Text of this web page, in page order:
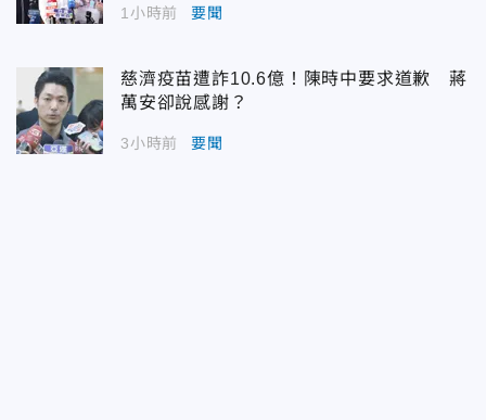
1小時前 要聞
慈濟疫苗遭詐10.6億！陳時中要求道歉 蔣
萬安卻說感謝？
3小時前 要聞